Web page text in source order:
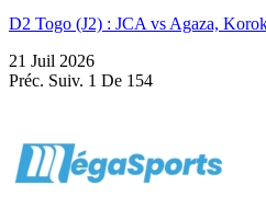
D2 Togo (J2) : JCA vs Agaza,
21 Juil 2026
Préc. Suiv. 1 De 154